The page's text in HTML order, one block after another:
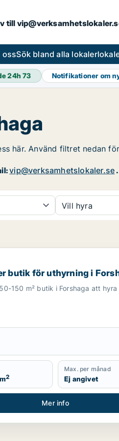
till
ossSök bland alla lokaler
24h73 Notifikationer om
här. Använd filtret nedan
vip@verksamhetslokaler.se.
Vill hyra
eller Upplands-Bro m.fl.
butik för uthyrning i Forshaga
butik för uthyrning i
150 m² butik i Forshaga att hyra
2
Max. per månad
Ej angivet
Mer info